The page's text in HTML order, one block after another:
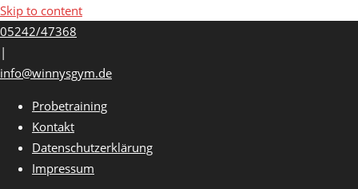
Skip to content
05242/47368
|
info@winnysgym.de
Probetraining
Kontakt
Datenschutzerklärung
Impressum